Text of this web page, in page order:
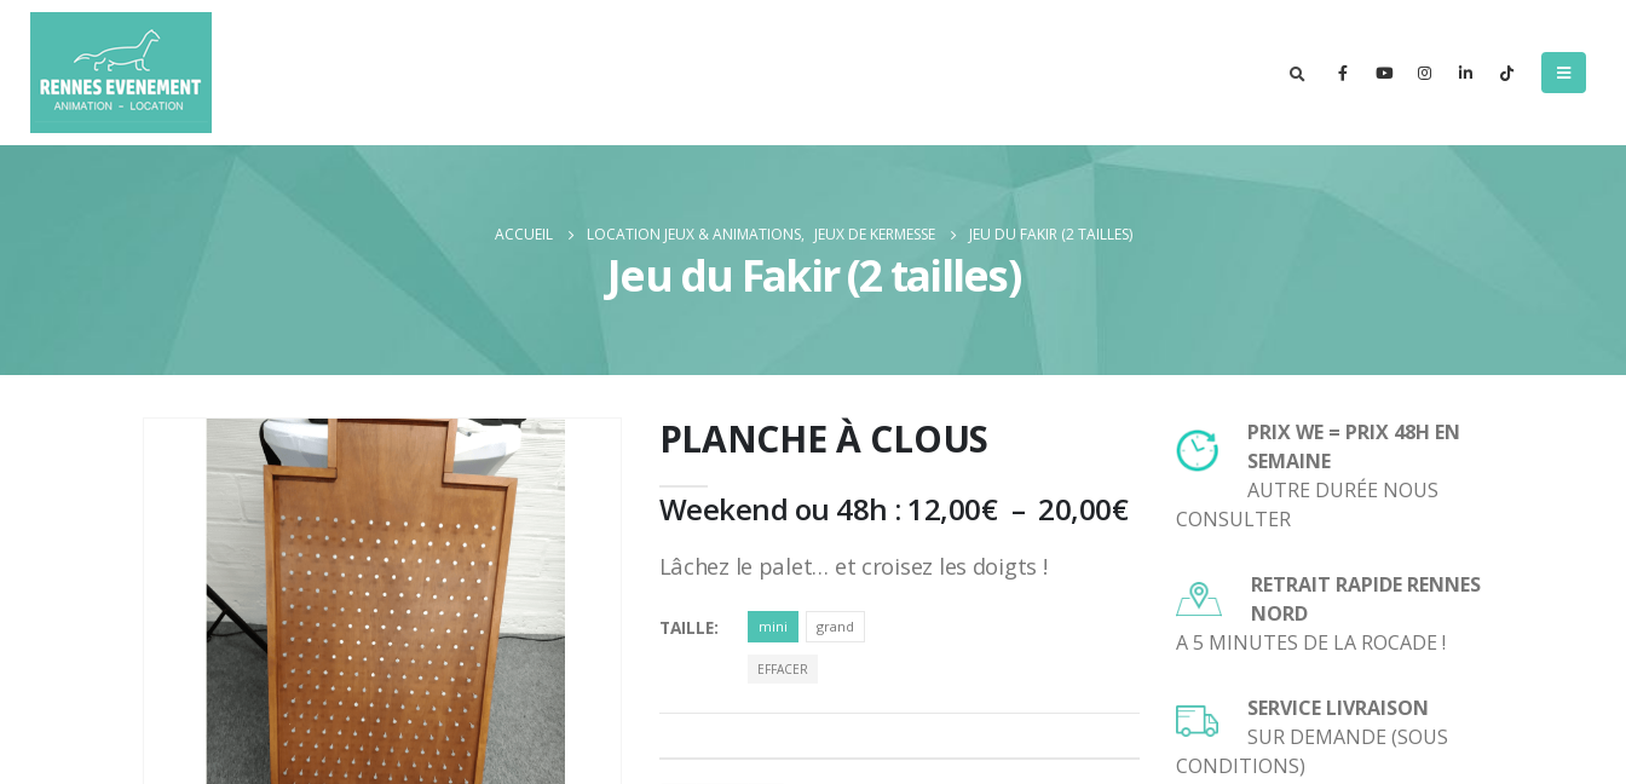
ACCUEIL LOCATION JEUX & ANIMATIONS, JEUX DE KERMESSE JEU DU FAKIR (2 TAILLES)
Jeu du Fakir (2 tailles)
PLANCHE À CLOUS
Weekend ou 48h : 12,00€ – 20,00€Plage
12,00€
20,00€
Lâchez le palet… et croisez les doigts !
TAILLE mini grand
EFFACER
PRIX WE = PRIX 48H EN
SEMAINE
AUTRE DURÉE NOUS
CONSULTER
RETRAIT RAPIDE RENNES
NORD
A 5 MINUTES DE LA ROCADE !
SERVICE LIVRAISON
SUR DEMANDE (SOUS
CONDITIONS)